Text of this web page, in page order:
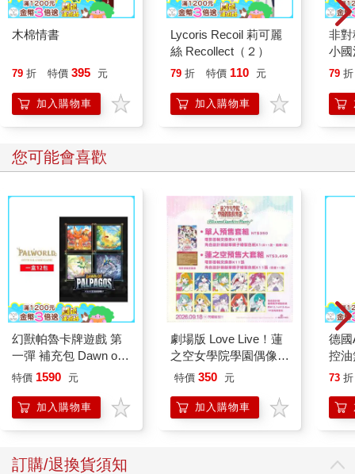
木棉情書
79 折 特價 395 元
加入購物車
Lycoris Recoil 莉可麗
絲 Recollect（２）
79 折 特價 110 元
加入購物車
非
小
戰
解
衝
79 折
您可能會喜歡
幻獸帕魯卡牌遊戲 第
一彈 補充包 Dawn of
Palpagos（日文版一
特價 1590 元
加入購物車
劇場版 Love Live！蓮
之空女學院學園偶像俱
樂部 Bloom Garden
特價 350 元
加入購物車
德國
控
凝露
調
滋
73 折
訂購/退換貨須知